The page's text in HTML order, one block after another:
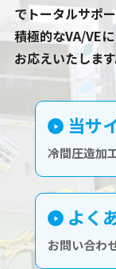
でトータルサポ
積極的なVA/VE
お応えいたしま
当サ
冷間圧造加
よく
お問い合わ